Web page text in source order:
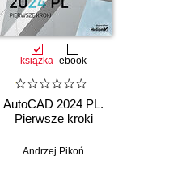
książka ebook
AutoCAD 2024 PL.
Pierwsze kroki
Andrzej Pikoń